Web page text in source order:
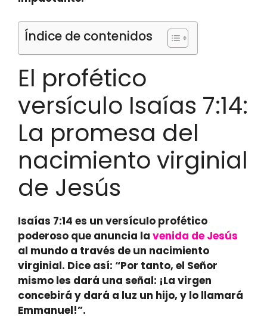
Índice de contenidos
El profético
versículo Isaías 7:14:
La promesa del
nacimiento virginial
de Jesús
Isaías 7:14 es un versículo profético
poderoso que anuncia la venida de Jesús
al mundo a través de un nacimiento
virginial. Dice así: “Por tanto, el Señor
mismo les dará una señal: ¡La virgen
concebirá y dará a luz un hijo, y lo llamará
Emmanuel!”.